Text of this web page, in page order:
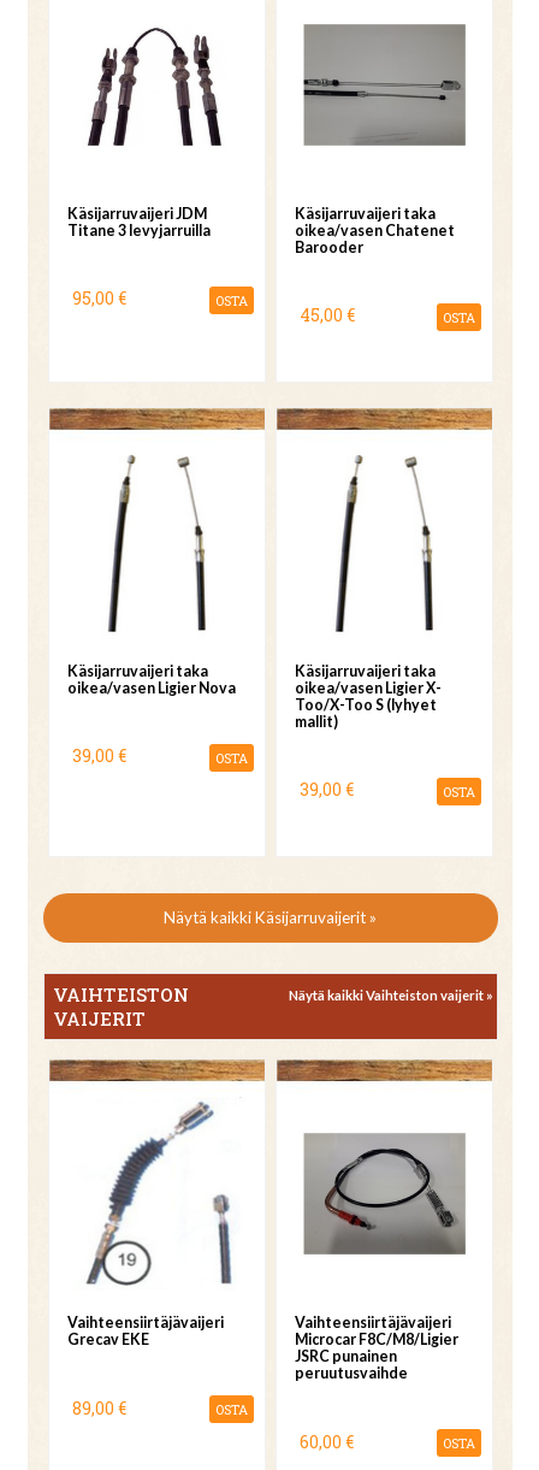
Käsijarruvaijeri JDM
Titane 3 levyjarruilla
95,00 € OSTA
Käsijarruvaijeri taka
oikea/vasen Chatenet
Barooder
45,00 € OSTA
Käsijarruvaijeri taka
oikea/vasen Ligier Nova
39,00 € OSTA
Käsijarruvaijeri taka
oikea/vasen Ligier X-
Too/X-Too S (lyhyet
mallit)
39,00 € OSTA
Näytä kaikki Käsijarruvaijerit »
VAIHTEISTON
VAIJERIT
Näytä kaikki Vaihteiston vaijerit »
Vaihteensiirtäjävaijeri
Grecav EKE
89,00 € OSTA
Vaihteensiirtäjävaijeri
Microcar F8C/M8/Ligier
JSRC punainen
peruutusvaihde
60,00 € OSTA